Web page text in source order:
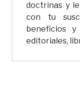
doctrinas y
con tu
beneficios
editoriales,